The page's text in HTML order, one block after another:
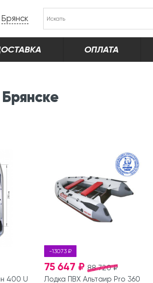
Брянск
ОПЛАТА
400 U
-13073 ₽
88 720 ₽
75 647 ₽
Лодка ПВХ Альтаир Pro 360